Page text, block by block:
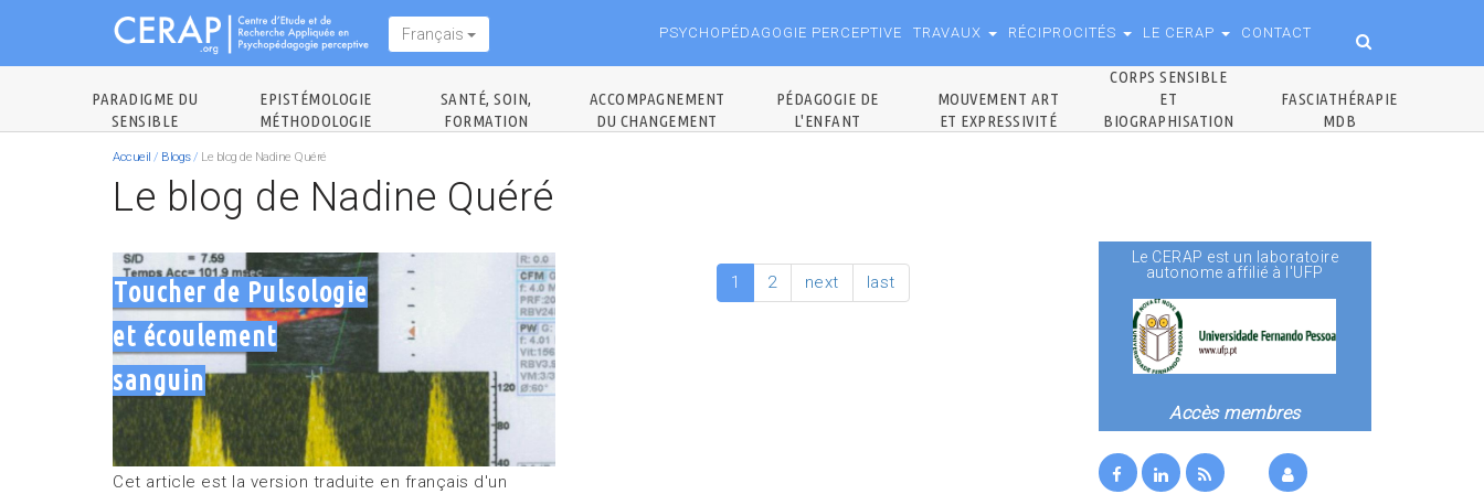
contenu
Français PSYCHOPÉDAGOGIE PERCEPTIVE TRAVAUX RÉCIPROCITÉS LE CERAP CONTACT
PARADIGME DU
SENSIBLE
EPISTÉMOLOGIE
MÉTHODOLOGIE
SANTÉ, SOIN,
FORMATION
ACCOMPAGNEMENT
DU CHANGEMENT
PÉDAGOGIE DE
L'ENFANT
MOUVEMENT ART
ET EXPRESSIVITÉ
CORPS SENSIBLE
ET
BIOGRAPHISATION
FASCIATHÉRAPIE
MDB
Accueil / Blogs/ Le blog de Nadine Quéré
Le blog de Nadine Quéré
Toucher de Pulsologie
et écoulement
sanguin
Cet article est la version traduite en français d'un
1 2 next last
Le CERAP est un laboratoire
autonome affilié à l'UFP
Accès membres